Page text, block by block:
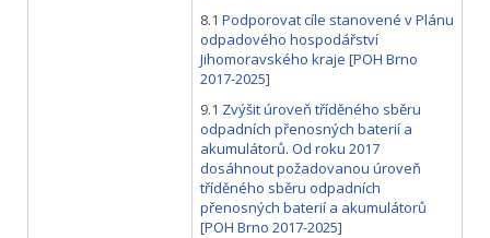
8.1 Podporovat cíle stanovené v Plánu
odpadového hospodářství
Jihomoravského kraje [POH Brno
2017-2025]
9.1 Zvýšit úroveň tříděného sběru
odpadních přenosných baterií a
akumulátorů. Od roku 2017
dosáhnout požadovanou úroveň
tříděného sběru odpadních
přenosných baterií a akumulátorů
[POH Brno 2017-2025]